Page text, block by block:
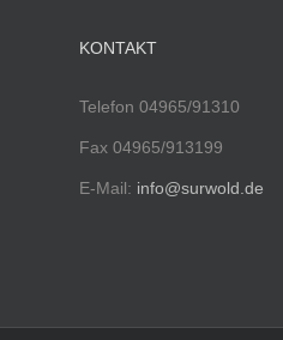
KONTAKT
Telefon 04965/91310
Fax 04965/913199
E-Mail: info@surwold.de